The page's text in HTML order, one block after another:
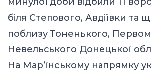
біля Степового, Авдіївки та
поблизу Тоненького,
Невельського Донецької
На Мар’їнському напрямку